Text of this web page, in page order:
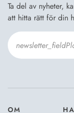
Ta del av nyheter,
att hitta rätt för din
OM